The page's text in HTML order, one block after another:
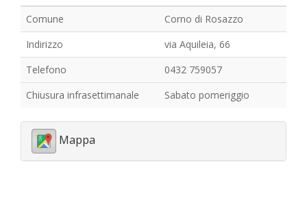
Comune
Corno di Rosazzo
Indirizzo
via Aquileia, 66
Telefono
0432 759057
Chiusura infrasettimanale
Sabato pomeriggio
Mappa